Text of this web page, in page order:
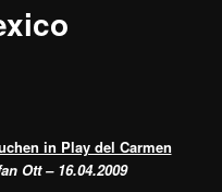
in Play del Carmen
Ott – 16.04.2009